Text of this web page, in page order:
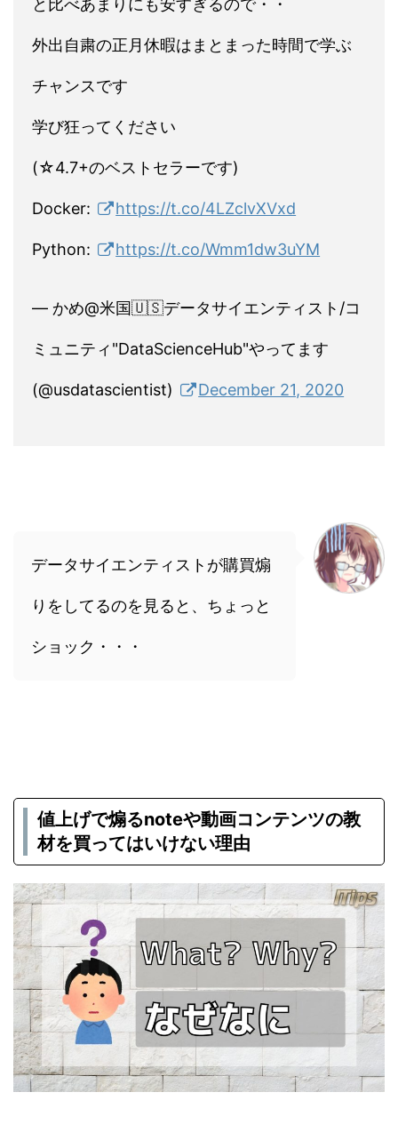
と比べあまりにも安すぎるので・・
外出自粛の正月休暇はまとまった時間で学ぶ
チャンスです
学び狂ってください
(☆4.7+のベストセラーです)
Docker: https://t.co/4LZclvXVxd
Python: https://t.co/Wmm1dw3uYM
— かめ@米国🇺🇸データサイエンティスト/コ
ミュニティ"DataScienceHub"やってます
(@usdatascientist) December 21, 2020
データサイエンティストが購買煽
りをしてるのを見ると、ちょっと
ショック・・・
値上げで煽るnoteや動画コンテンツの教
材を買ってはいけない理由